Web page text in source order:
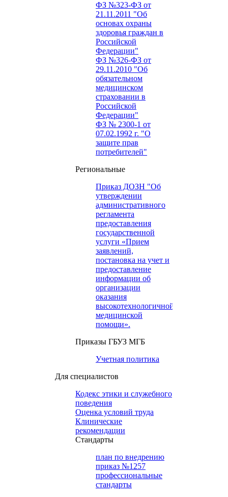
ФЗ №323-ФЗ от
21.11.2011 "Об
основах охраны
здоровья граждан в
Российской
Федерации"
ФЗ №326-ФЗ от
29.11.2010 "Об
обязательном
медицинском
страховании в
Российской
Федерации"
ФЗ № 2300-1 от
07.02.1992 г. "О
защите прав
потребителей"
Региональные
Приказ ДОЗН "Об
утверждении
административного
регламента
предоставления
государственной
услуги «Прием
заявлений,
постановка на учет и
предоставление
информации об
организации
оказания
высокотехнологичной
медицинской
помощи».
Приказы ГБУЗ МГБ
Учетная политика
Для специалистов
Кодекс этики и служебного
поведения
Оценка условий труда
Клинические
рекомендации
Cтандарты
план по внедрению
приказ №1257
профессиональные
стандарты